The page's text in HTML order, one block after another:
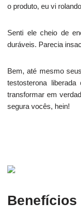
o produto, eu vi
Senti ele cheio de
duráveis. Parecia
Bem, até mesmo
testosterona
transformar em
segura vocês, hein!